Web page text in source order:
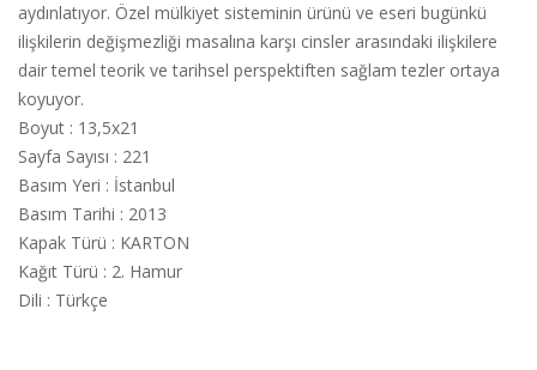
aydınlatıyor. Özel mülkiyet sisteminin ürünü ve eseri bugünkü
ilişkilerin değişmezliği masalına karşı cinsler arasındaki ilişkilere
dair temel teorik ve tarihsel perspektiften sağlam tezler ortaya
koyuyor.
Boyut : 13,5x21
Sayfa Sayısı : 221
Basım Yeri : İstanbul
Basım Tarihi : 2013
Kapak Türü : KARTON
Kağıt Türü : 2. Hamur
Dili : Türkçe